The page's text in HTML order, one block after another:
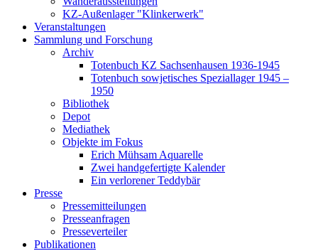
KZ-Außenlager "Klinkerwerk"
Veranstaltungen
Sammlung und Forschung
Archiv
Totenbuch KZ Sachsenhausen 1936-1945
Totenbuch sowjetisches Speziallager 1945 –
1950
Bibliothek
Depot
Mediathek
Objekte im Fokus
Erich Mühsam Aquarelle
Zwei handgefertigte Kalender
Ein verlorener Teddybär
Presse
Pressemitteilungen
Presseanfragen
Presseverteiler
Publikationen